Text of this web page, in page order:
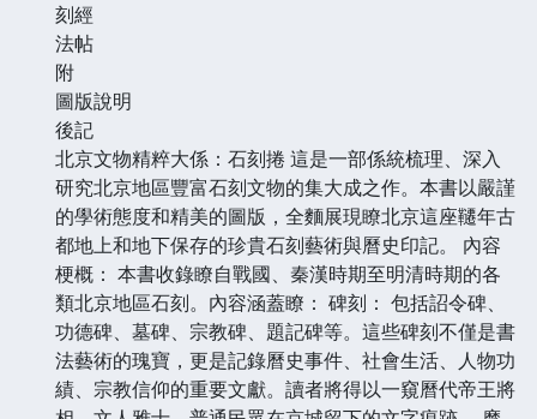
刻經
法帖
附
圖版說明
後記
北京文物精粹大係：石刻捲 這是一部係統梳理、深入
研究北京地區豐富石刻文物的集大成之作。本書以嚴謹
的學術態度和精美的圖版，全麵展現瞭北京這座韆年古
都地上和地下保存的珍貴石刻藝術與曆史印記。 內容
梗概： 本書收錄瞭自戰國、秦漢時期至明清時期的各
類北京地區石刻。內容涵蓋瞭： 碑刻： 包括詔令碑、
功德碑、墓碑、宗教碑、題記碑等。這些碑刻不僅是書
法藝術的瑰寶，更是記錄曆史事件、社會生活、人物功
績、宗教信仰的重要文獻。讀者將得以一窺曆代帝王將